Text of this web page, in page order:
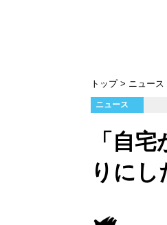
トップ ニュース
ニュース
「自
りにし